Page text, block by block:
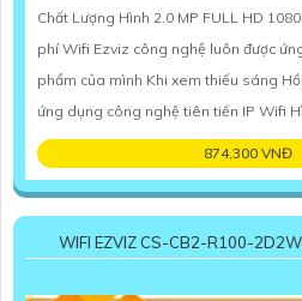
Chất Lượng Hình 2.0 MP FULL HD
phí Wifi Ezviz công nghệ luôn được
phẩm của mình Khi xem thiếu sáng
ứng dụng công nghệ tiên tiến IP Wifi
874,300 VNĐ
WIFI EZVIZ CS-CB2-R100-